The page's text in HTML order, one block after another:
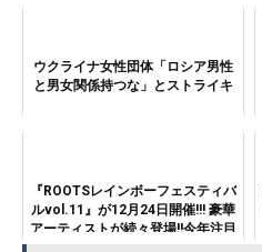
ウクライナ女性団体「ロシア男性
と男女関係持つな」とストライキ
『ROOTSレインボーフェスティバ
ルvol.11』が12月24日開催!!! 豪華
アーティストが続々登場!!今年注目